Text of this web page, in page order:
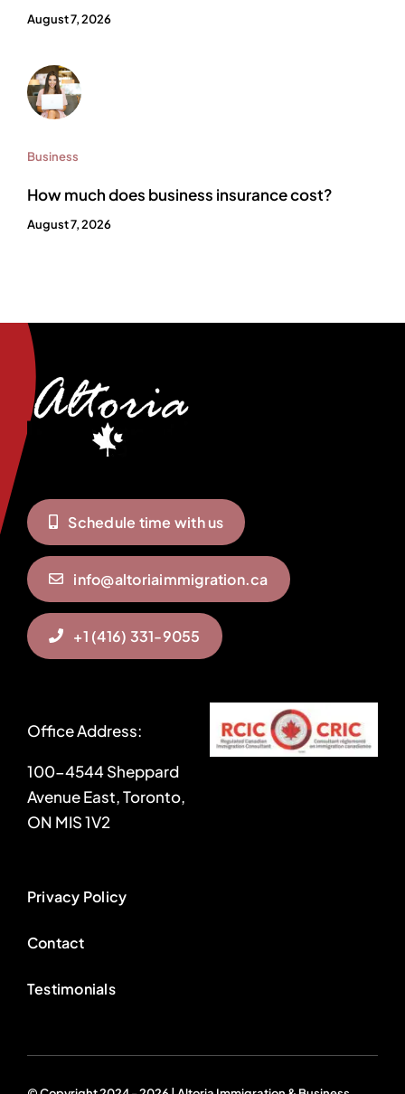
August 7, 2026
Business
How much does business insurance cost?
August 7, 2026
Schedule time with us
info@altoriaimmigration.ca
+1 (416) 331-9055
Office Address:
100-4544 Sheppard
Avenue East, Toronto,
ON MIS 1V2
Privacy Policy
Contact
Testimonials